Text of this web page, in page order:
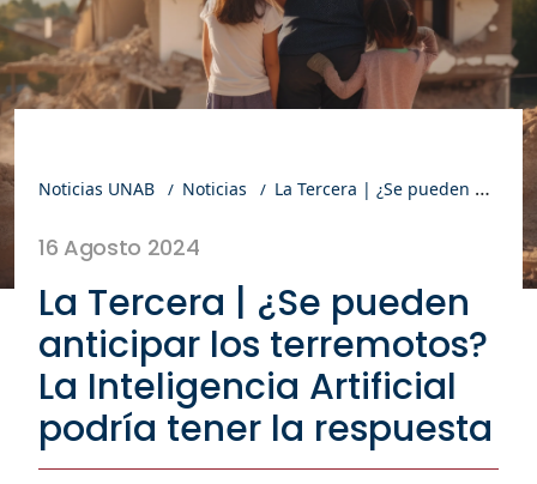
Noticias UNAB Noticias La Tercera | ¿Se pueden anticipar los terremotos? La Inteligencia Artificial podría tener la respuesta
16 Agosto 2024
La Tercera | ¿Se pueden
anticipar los terremotos?
La Inteligencia Artificial
podría tener la respuesta